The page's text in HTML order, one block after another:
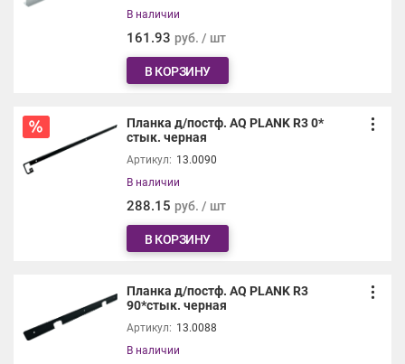
В наличии
161.93 руб. / шт
В КОРЗИНУ
Планка д/постф. AQ PLANK R3 0*
стык. черная
Артикул: 13.0090
В наличии
288.15 руб. / шт
В КОРЗИНУ
Планка д/постф. AQ PLANK R3
90*стык. черная
Артикул: 13.0088
В наличии